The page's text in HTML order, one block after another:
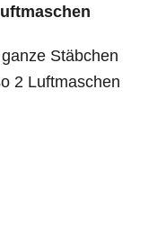
Stäbchen
2 Luftmaschen